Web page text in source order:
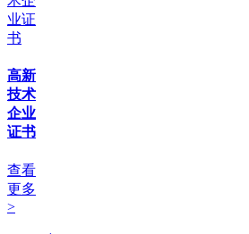
高新
技术
企业
证书
查看
更多
>